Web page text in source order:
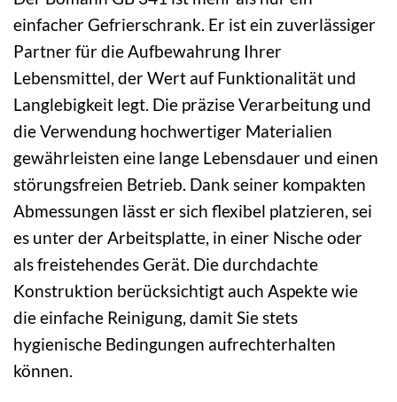
einfacher Gefrierschrank. Er ist ein zuverlässiger
Partner für die Aufbewahrung Ihrer
Lebensmittel, der Wert auf Funktionalität und
Langlebigkeit legt. Die präzise Verarbeitung und
die Verwendung hochwertiger Materialien
gewährleisten eine lange Lebensdauer und einen
störungsfreien Betrieb. Dank seiner kompakten
Abmessungen lässt er sich flexibel platzieren, sei
es unter der Arbeitsplatte, in einer Nische oder
als freistehendes Gerät. Die durchdachte
Konstruktion berücksichtigt auch Aspekte wie
die einfache Reinigung, damit Sie stets
hygienische Bedingungen aufrechterhalten
können.